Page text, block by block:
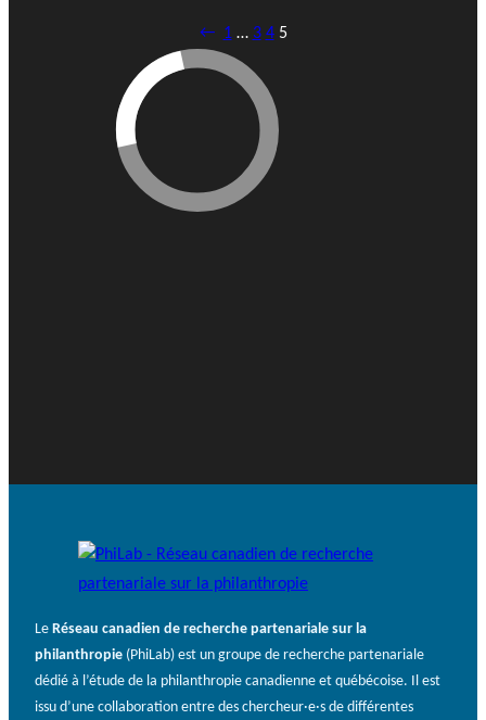
← 1 … 3 4 5
Le Réseau canadien de recherche partenariale sur la
philanthropie (PhiLab) est un groupe de recherche partenariale
dédié à l’étude de la philanthropie canadienne et québécoise. Il est
issu d’une collaboration entre des chercheur·e·s de différentes